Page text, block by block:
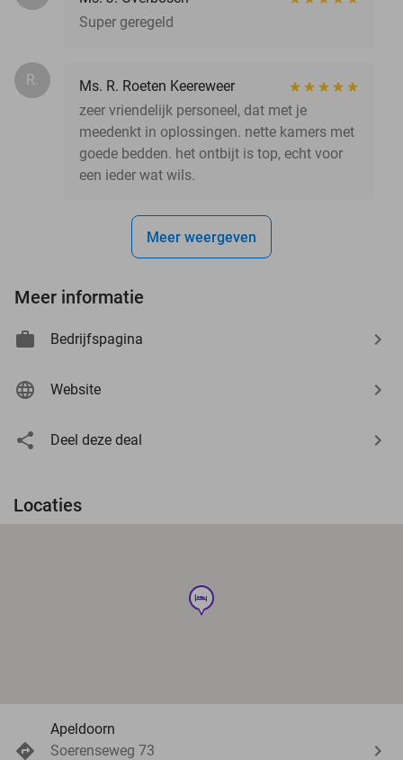
Super geregeld
R.
Ms. R. Roeten Keereweer
zeer vriendelijk personeel, dat met je
meedenkt in oplossingen. nette kamers met
goede bedden. het ontbijt is top, echt voor
een ieder wat wils.
Meer weergeven
Meer informatie
Bedrijfspagina
Website
Deel deze deal
Locaties
hotel
Apeldoorn
Soerenseweg 73